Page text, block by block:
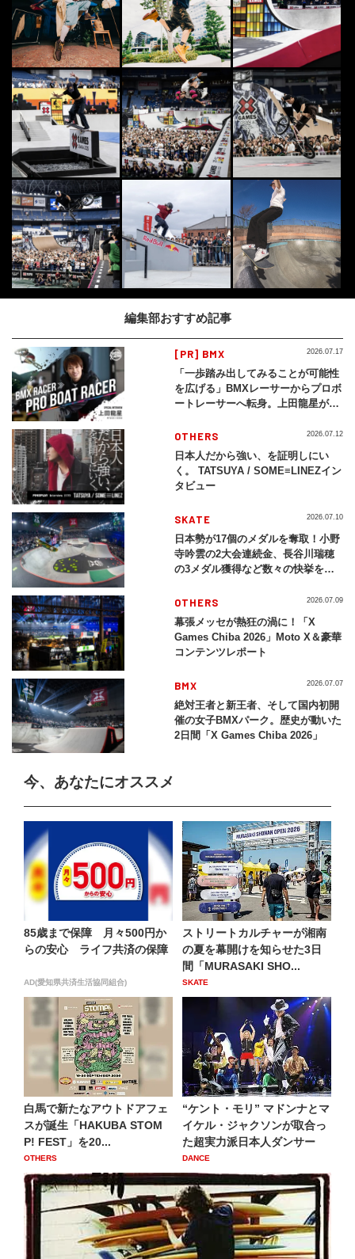
編集部おすすめ記事
[PR] BMX
「一歩踏み出してみることが可能性
を広げる」BMXレーサーからプロボ
ートレーサーへ転身。上田龍星が体
2026.07.17
OTHERS
日本人だから強い、を証明しにい
く。 TATSUYA / SOME≡LINEZイン
タビュー
2026.07.12
SKATE
日本勢が17個のメダルを奪取！小野
寺吟雲の2大会連続金、長谷川瑞穂
の3メダル獲得など数々の快挙をプ
2026」
2026.07.10
OTHERS
幕張メッセが熱狂の渦に！「X
Games Chiba 2026」Moto X＆豪華
コンテンツレポート
2026.07.09
BMX
絶対王者と新王者、そして国内初開
催の女子BMXパーク。歴史が動いた
2日間「X Games Chiba 2026」
2026.07.07
今、あなたにオススメ
85歳まで保障 月々500円か
らの安心 ライフ共済の保障
AD(愛知県共済生活協同組合)
ストリートカルチャーが湘南
の夏を幕開けを知らせた3日
間「MURASAKI SHO...
SKATE
白馬で新たなアウトドアフェ
スが誕生「HAKUBA STOM
P! FEST」を20...
OTHERS
“ケント・モリ” マドンナとマ
イケル・ジャクソンが取合っ
た超実力派日本人ダンサー
DANCE